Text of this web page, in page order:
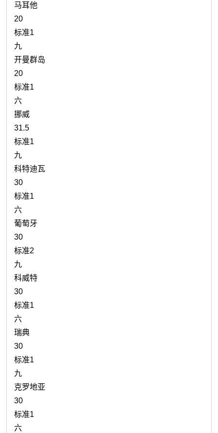
马耳他
20
标准1
九
开曼群岛
20
标准1
六
挪威
31.5
标准1
九
科特迪瓦
30
标准1
六
葡萄牙
30
标准2
九
科威特
30
标准1
六
瑞典
30
标准1
九
克罗地亚
30
标准1
六